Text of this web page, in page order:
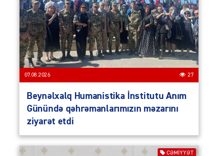
07.08.2026 27
Beynəlxalq Humanistika İnstitutu Anım
Günündə qəhrəmanlarımızın məzarını
ziyarət etdi
CƏMIYYƏT